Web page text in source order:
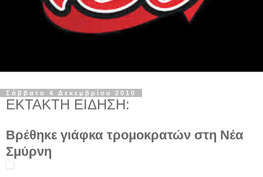
Σάββατο 4 Δεκεμβρίου 2010
ΕΚΤΑΚΤΗ ΕΙΔΗΣΗ:
Βρέθηκε γιάφκα τρομοκρατών στη Νέα
Σμύρνη